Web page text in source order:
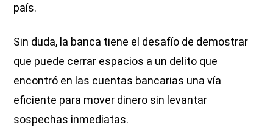
país.
Sin duda, la banca tiene el desafío de demostrar
que puede cerrar espacios a un delito que
encontró en las cuentas bancarias una vía
eficiente para mover dinero sin levantar
sospechas inmediatas.